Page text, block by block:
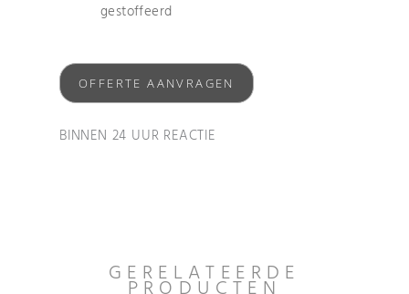
gestoffeerd
OFFERTE AANVRAGEN
BINNEN 24 UUR REACTIE
GERELATEERDE